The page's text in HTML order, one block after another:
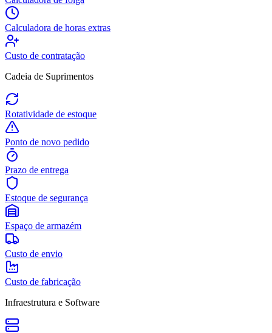
Calculadora de horas extras
Custo de contratação
Cadeia de Suprimentos
Rotatividade de estoque
Ponto de novo pedido
Prazo de entrega
Estoque de segurança
Espaço de armazém
Custo de envio
Custo de fabricação
Infraestrutura e Software